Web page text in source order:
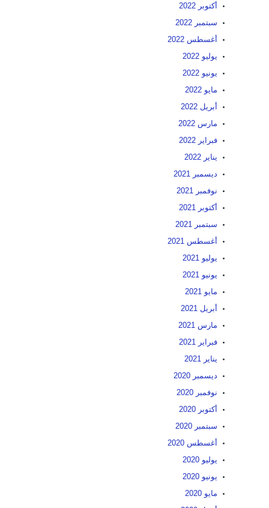
أكتوبر 2022
سبتمبر 2022
أغسطس 2022
يوليو 2022
يونيو 2022
مايو 2022
أبريل 2022
مارس 2022
فبراير 2022
يناير 2022
ديسمبر 2021
نوفمبر 2021
أكتوبر 2021
سبتمبر 2021
أغسطس 2021
يوليو 2021
يونيو 2021
مايو 2021
أبريل 2021
مارس 2021
فبراير 2021
يناير 2021
ديسمبر 2020
نوفمبر 2020
أكتوبر 2020
سبتمبر 2020
أغسطس 2020
يوليو 2020
يونيو 2020
مايو 2020